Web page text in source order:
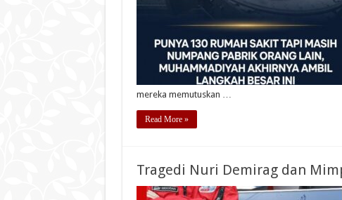
mereka memutuskan …
Read More »
Tragedi Nuri Demirag dan